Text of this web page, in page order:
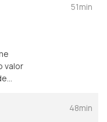
valor
51min
48min